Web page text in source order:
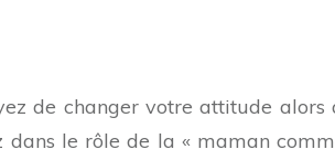
de changer votre attitude
dans le rôle de la « maman